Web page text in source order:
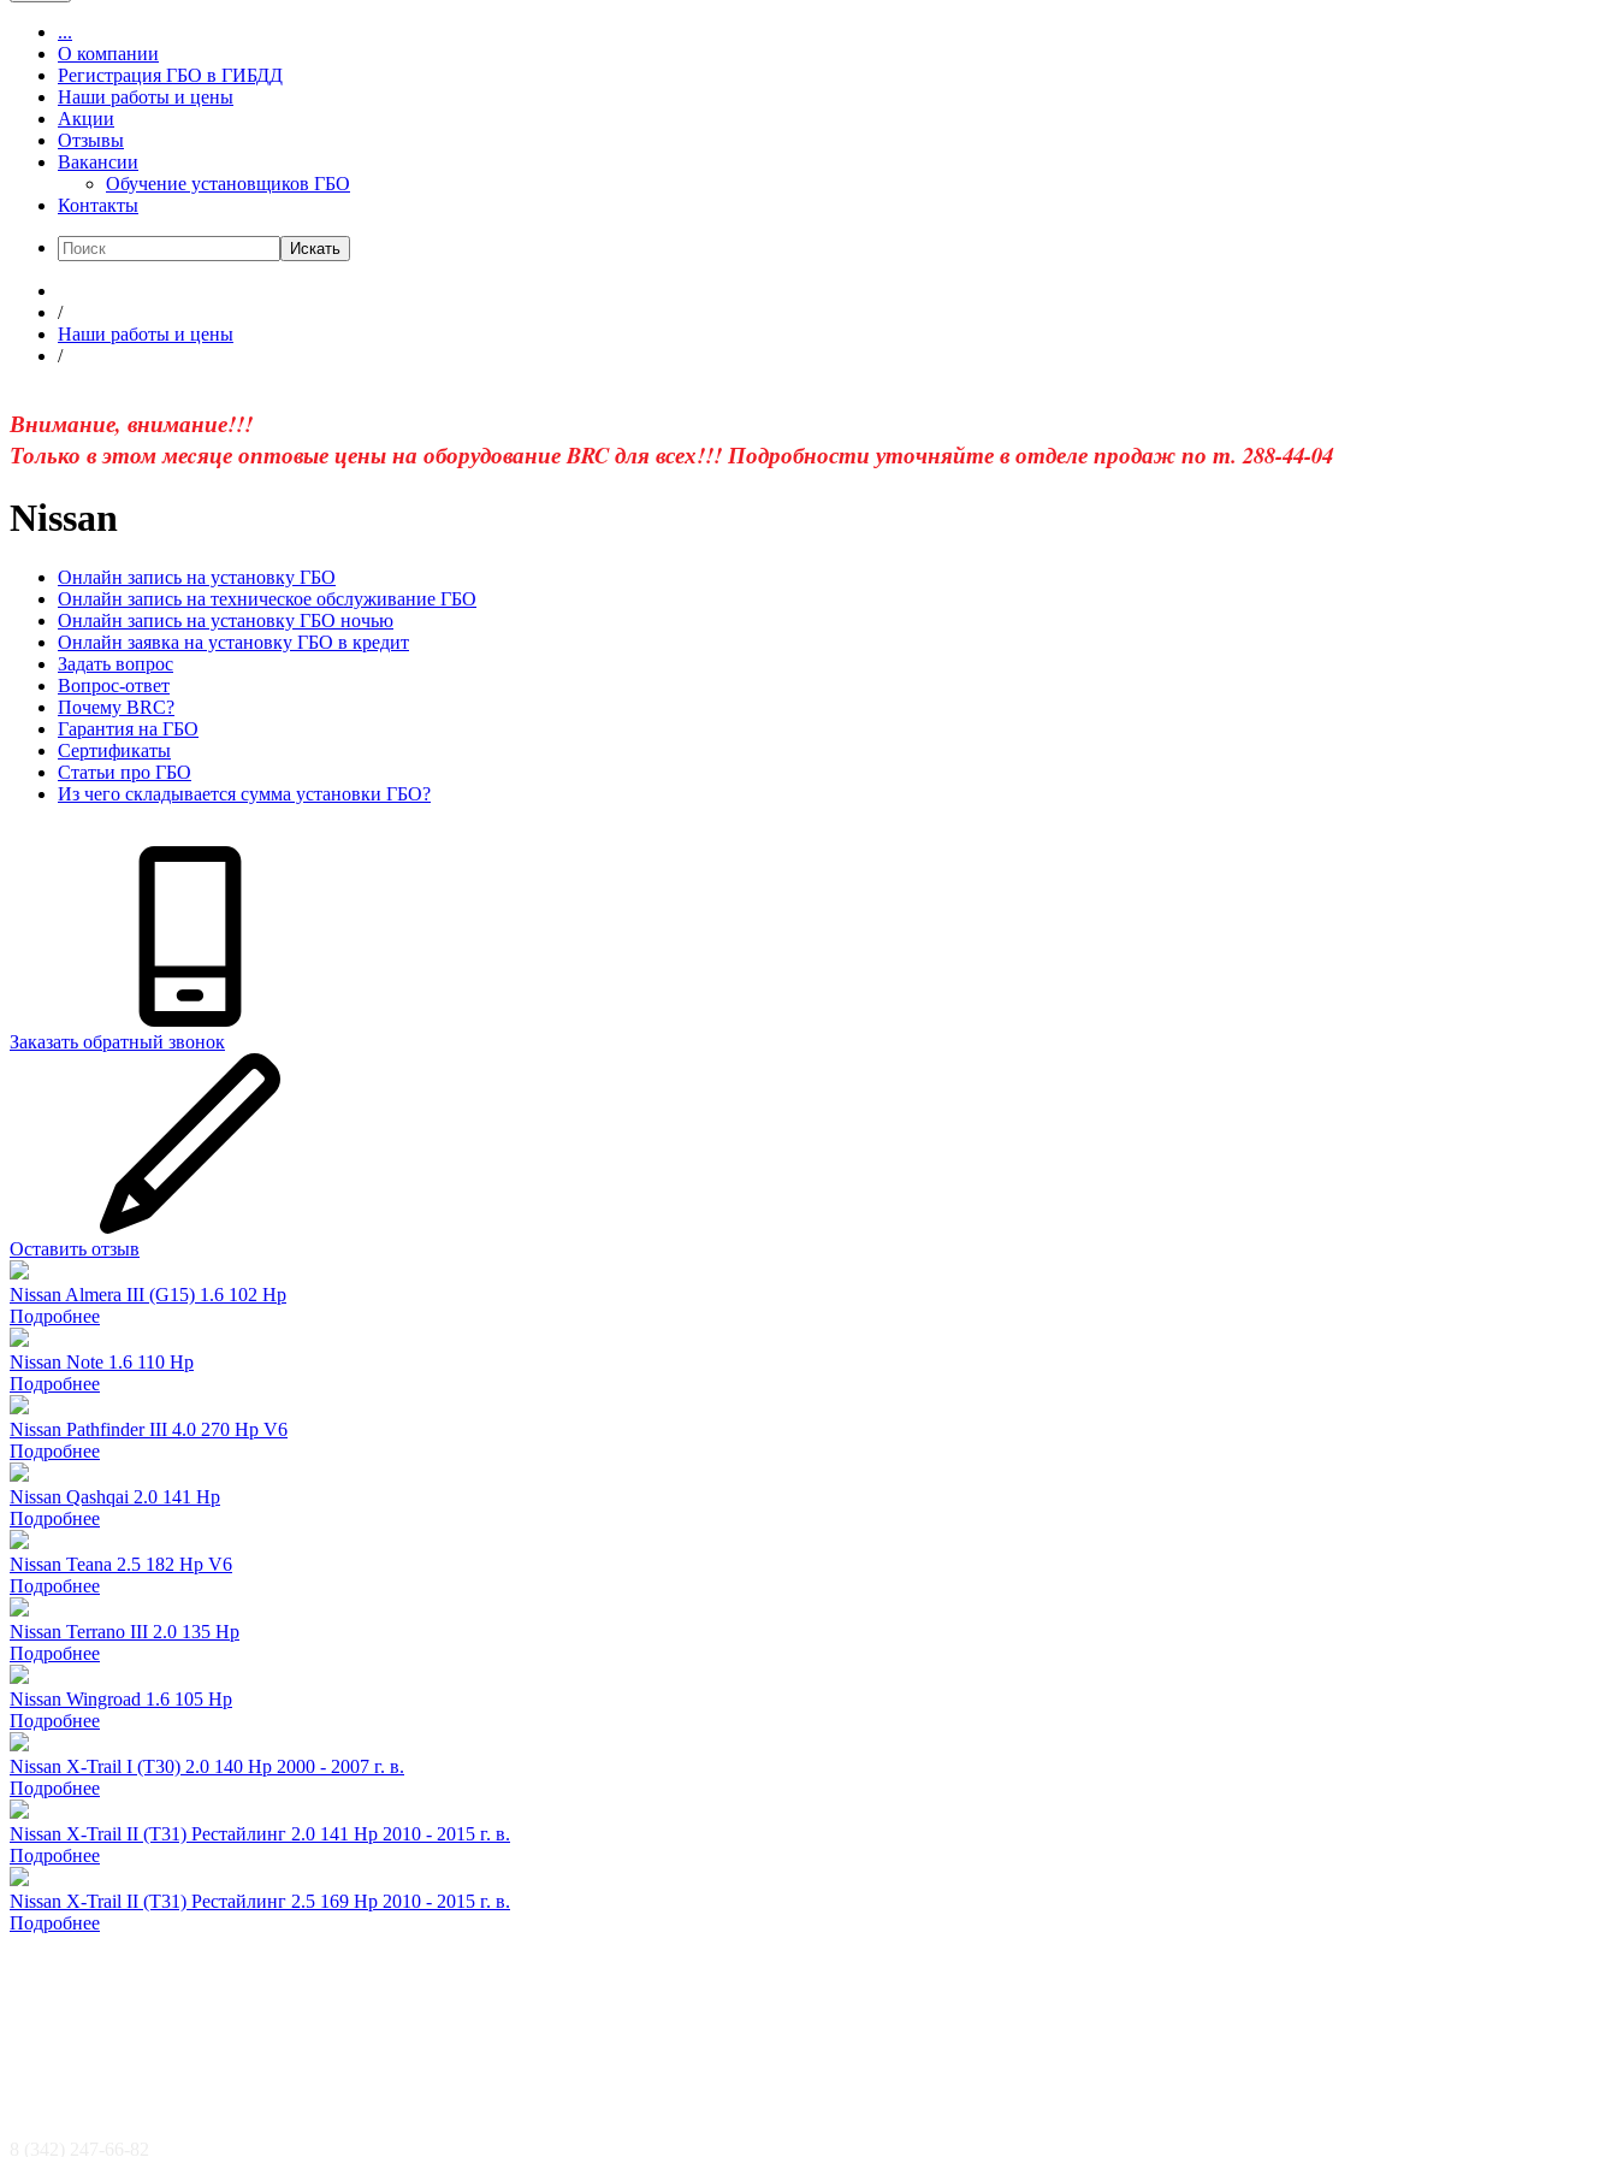
...
О компании
Регистрация ГБО в ГИБДД
Наши работы и цены
Акции
Отзывы
Вакансии
Обучение установщиков ГБО
Контакты
Искать
/
Наши работы и цены
/
Внимание, внимание!!!
Только в этом меcяце оптовые цены на оборудование BRC для всех!!! Подробности уточняйте в отделе продаж по т. 288-44-04
Nissan
Онлайн запись на установку ГБО
Онлайн запись на техническое обслуживание ГБО
Онлайн запись на установку ГБО ночью
Онлайн заявка на установку ГБО в кредит
Задать вопрос
Вопрос-ответ
Почему BRC?
Гарантия на ГБО
Сертификаты
Статьи про ГБО
Из чего складывается сумма установки ГБО?
Заказать обратный звонок
Оставить отзыв
Nissan Almera III (G15) 1.6 102 Hp
Подробнее
Nissan Note 1.6 110 Hp
Подробнее
Nissan Pathfinder III 4.0 270 Нр V6
Подробнее
Nissan Qashqai 2.0 141 Hp
Подробнее
Nissan Teana 2.5 182 Hp V6
Подробнее
Nissan Terrano III 2.0 135 Нр
Подробнее
Nissan Wingroad 1.6 105 Hp
Подробнее
Nissan X-Trail I (T30) 2.0 140 Hp 2000 - 2007 г. в.
Подробнее
Nissan X-Trail II (T31) Рестайлинг 2.0 141 Hp 2010 - 2015 г. в.
Подробнее
Nissan X-Trail II (T31) Рестайлинг 2.5 169 Hp 2010 - 2015 г. в.
Подробнее